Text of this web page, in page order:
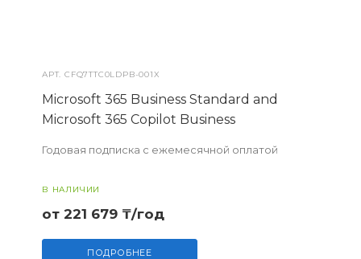
АРТ.CFQ7TTC0LDPB-001X
Microsoft 365 Business Standard and
Microsoft 365 Copilot Business
Годовая подписка с ежемесячной оплатой
В НАЛИЧИИ
от 221 679 ₸/год
ПОДРОБНЕЕ